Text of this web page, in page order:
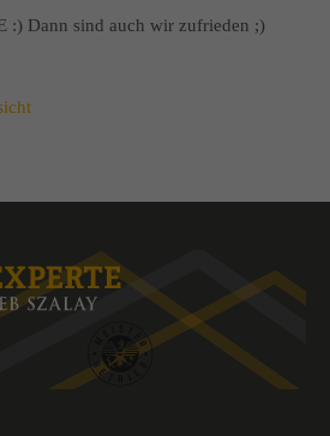
:) Dann sind auch wir zufrieden ;)